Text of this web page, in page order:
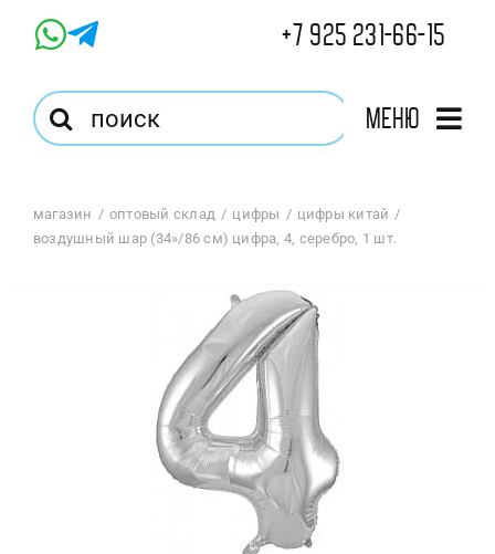
+7 925 231-66-15
Результат
поиска:
Меню
Магазин
Оптовый Магазин
магазин оптовый склад цифры
цифры китай
воздушный шар (34»/86 см) цифра, 4, серебро, 1 шт.